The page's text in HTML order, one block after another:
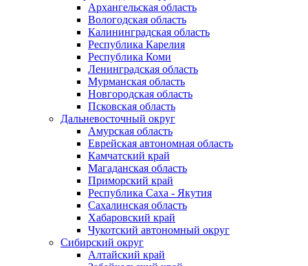
Архангельская область
Вологодская область
Калининградская область
Республика Карелия
Республика Коми
Ленинградская область
Мурманская область
Новгородская область
Псковская область
Дальневосточный округ
Амурская область
Еврейская автономная область
Камчатский край
Магаданская область
Приморский край
Республика Саха - Якутия
Сахалинская область
Хабаровский край
Чукотский автономный округ
Сибирский округ
Алтайский край